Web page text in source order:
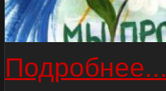
Подробнее...